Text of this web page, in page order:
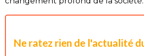
Ne ratez rien de l'actualité